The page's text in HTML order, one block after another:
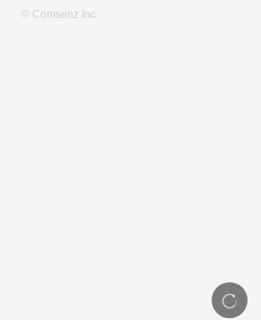
© Comsenz Inc.